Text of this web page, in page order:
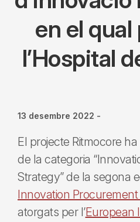
en el
l’Hospital
13 desembre 2022 -
El projecte Ritmocore
de la categoria
Strategy” de la segona
Innovation Procurement
atorgats per l’European